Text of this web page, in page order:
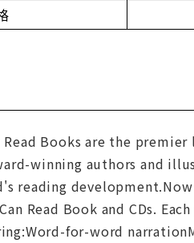
Books are the
winning authors and
reading
Read Book and CDs.
for-word